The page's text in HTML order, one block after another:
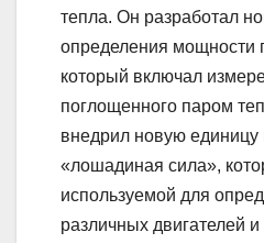
тепла. Он разработал
определения
который включал
поглощенного паром
внедрил новую единицу
«лошадиная сила»,
используемой для
различных двигателей